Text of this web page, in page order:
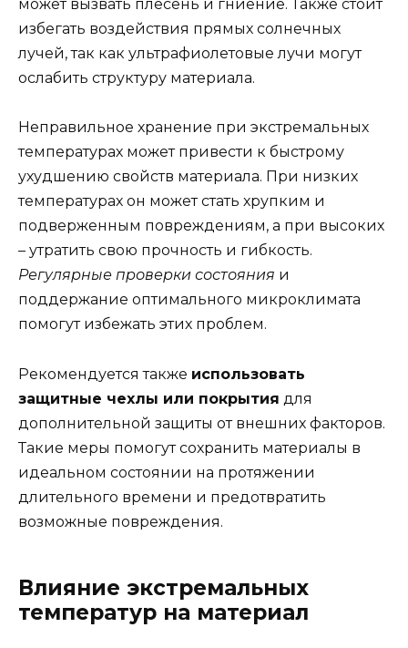
может вызвать плесень и гниение. Также стоит
избегать воздействия прямых солнечных
лучей, так как ультрафиолетовые лучи могут
ослабить структуру материала.
Неправильное хранение при экстремальных
температурах может привести к быстрому
ухудшению свойств материала. При низких
температурах он может стать хрупким и
подверженным повреждениям, а при высоких
– утратить свою прочность и гибкость.
Регулярные проверки состояния и
поддержание оптимального микроклимата
помогут избежать этих проблем.
Рекомендуется также использовать
защитные чехлы или покрытия для
дополнительной защиты от внешних факторов.
Такие меры помогут сохранить материалы в
идеальном состоянии на протяжении
длительного времени и предотвратить
возможные повреждения.
Влияние экстремальных
температур на материал